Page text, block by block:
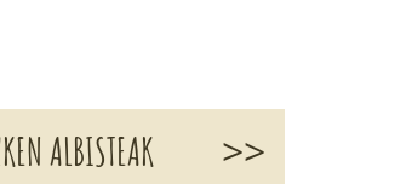
ALBISTEAK >>